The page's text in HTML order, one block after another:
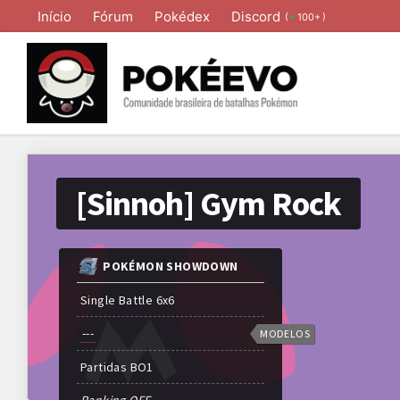
Início Fórum Pokédex Discord ( 100+ )
[Sinnoh] Gym Rock
POKÉMON SHOWDOWN
Single Battle 6x6
---
Partidas BO1
MODELOS